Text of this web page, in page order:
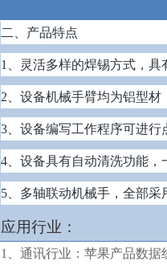
二、 产品特点
1、灵活多样的焊锡方式，具
2、设备机械手臂均为铝型材
3、设备编写工作程序可进行
4、设备具有自动清洗功能，
5、多轴联动机械手，全部采
应用行业：
1、通讯行业：苹果产品数据